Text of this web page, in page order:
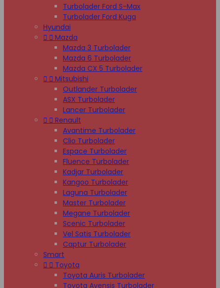
Turbolader Ford S-Max
Turbolader Ford Kuga
Hyundai
  Mazda
Mazda 3 Turbolader
Mazda 6 Turbolader
Mazda CX 5 Turbolader
  Mitsubishi
Outlander Turbolader
ASX Turbolader
Lancer Turbolader
  Renault
Avantime Turbolader
Clio Turbolader
Espace Turbolader
Fluence Turbolader
Kadjar Turbolader
Kangoo Turbolader
Laguna Turbolader
Master Turbolader
Megane Turbolader
Scenic Turbolader
Vel Satis Turbolader
Captur Turbolader
Smart
  Toyota
Toyota Auris Turbolader
Toyota Avensis Turbolader